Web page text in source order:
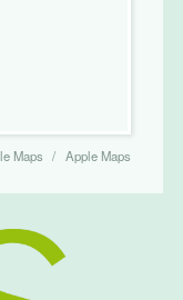
Maps Apple Maps